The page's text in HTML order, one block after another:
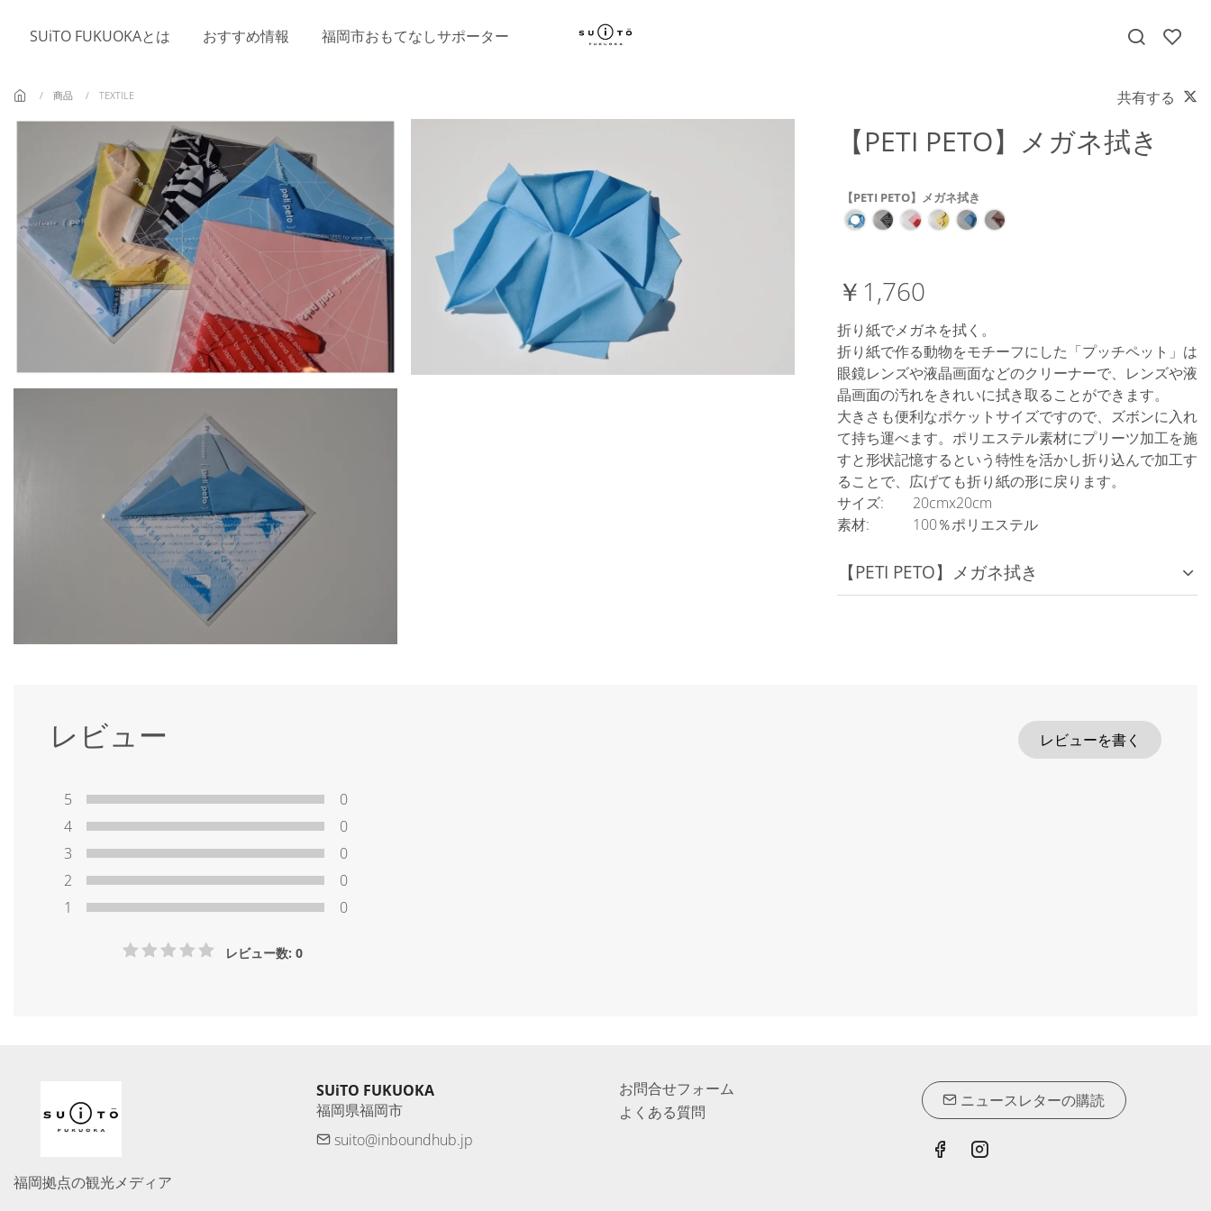
SUiTO FUKUOKAとは
おすすめ情報 福岡市おもてなしサポーター
共有する
商品 TEXTILE
【PETI PETO】メガネ拭き
【PETI PETO】メガネ拭き
￥1,760
折り紙でメガネを拭く。
折り紙で作る動物をモチーフにした「プッチペット」は
眼鏡レンズや液晶画面などのクリーナーで、レンズや液
晶画面の汚れをきれいに拭き取ることができます。
大きさも便利なポケットサイズですので、ズボンに入れ
て持ち運べます。ポリエステル素材にプリーツ加工を施
すと形状記憶するという特性を活かし折り込んで加工す
ることで、広げても折り紙の形に戻ります。
サイズ: 20cmx20cm
素材: 100％ポリエステル
【PETI PETO】メガネ拭き
レビュー レビューを書く
5
0
4
0
3
0
2
0
1
0
レビュー数: 0
福岡拠点の観光メディア
SUiTO FUKUOKA
福岡県福岡市
suito@inboundhub.jp
お問合せフォーム
よくある質問
ニュースレターの購読